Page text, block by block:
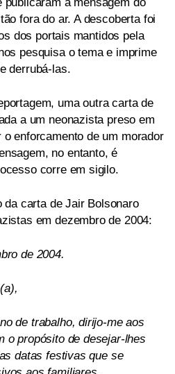
fora do ar. A descoberta foi
dos portais mantidos pela
pesquisa o tema e imprime
derrubá-las.
uma outra carta de
a um neonazista preso em
enforcamento de um morador
no entanto, é
corre em sigilo.
carta de Jair Bolsonaro
em dezembro de 2004:
de 2004.
de trabalho, dirijo-me aos
o propósito de desejar-lhes
datas festivas que se